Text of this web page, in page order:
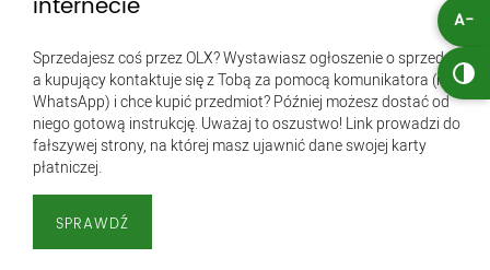
A-
internecie
Sprzedajesz coś przez OLX? Wystawiasz ogłoszenie o sprzedaży,
a kupujący kontaktuje się z Tobą za pomocą komunikatora (np.
WhatsApp) i chce kupić przedmiot? Później możesz dostać od
niego gotową instrukcję. Uważaj to oszustwo! Link prowadzi do
fałszywej strony, na której masz ujawnić dane swojej karty
płatniczej.
SPRAWDŹ